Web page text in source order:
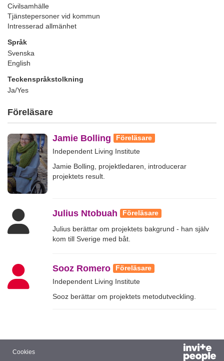
Civilsamhälle
Tjänstepersoner vid kommun
Intresserad allmänhet
Språk
Svenska
English
Teckenspråkstolkning
Ja/Yes
Föreläsare
Jamie Bolling Föreläsare
Independent Living Institute
Jamie Bolling, projektledaren, introducerar
projektets result.
Julius Ntobuah Föreläsare
Julius berättar om projektets bakgrund - han själv
kom till Sverige med båt.
Sooz Romero Föreläsare
Independent Living Institute
Sooz berättar om projektets metodutveckling.
Cookies